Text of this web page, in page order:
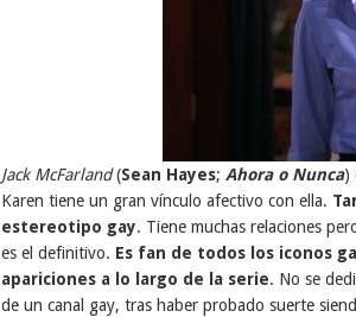
Jack McFarland(Sean Hayes; Ahora o Nunca)
Karen tiene un gran vínculo afectivo con ella.
estereotipo gay. Tiene muchas relaciones
es el definitivo. Es fan de todos los iconos
apariciones a lo largo de la serie. No se
de un canal gay, tras haber probado suerte